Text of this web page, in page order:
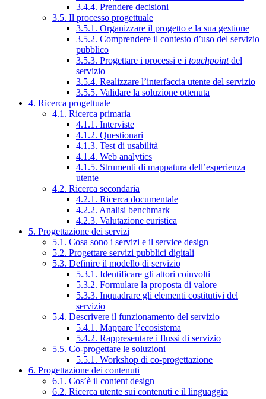
3.4.4. Prendere decisioni
3.5. Il processo progettuale
3.5.1. Organizzare il progetto e la sua gestione
3.5.2. Comprendere il contesto d’uso del servizio
pubblico
3.5.3. Progettare i processi e i touchpointdel
servizio
3.5.4. Realizzare l’interfaccia utente del servizio
3.5.5. Validare la soluzione ottenuta
4. Ricerca progettuale
4.1. Ricerca primaria
4.1.1. Interviste
4.1.2. Questionari
4.1.3. Test di usabilità
4.1.4. Web analytics
4.1.5. Strumenti di mappatura dell’esperienza
utente
4.2. Ricerca secondaria
4.2.1. Ricerca documentale
4.2.2. Analisi benchmark
4.2.3. Valutazione euristica
5. Progettazione dei servizi
5.1. Cosa sono i servizi e il service design
5.2. Progettare servizi pubblici digitali
5.3. Definire il modello di servizio
5.3.1. Identificare gli attori coinvolti
5.3.2. Formulare la proposta di valore
5.3.3. Inquadrare gli elementi costitutivi del
servizio
5.4. Descrivere il funzionamento del servizio
5.4.1. Mappare l’ecosistema
5.4.2. Rappresentare i flussi di servizio
5.5. Co-progettare le soluzioni
5.5.1. Workshop di co-progettazione
6. Progettazione dei contenuti
6.1. Cos’è il content design
6.2. Ricerca utente sui contenuti e il linguaggio